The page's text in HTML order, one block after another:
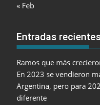
« Feb
Entradas recientes
Ramos que más
En 2023 se vendieron
Argentina, pero para
diferente